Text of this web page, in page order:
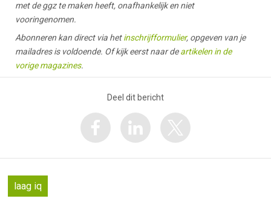
met de ggz te maken heeft, onafhankelijk en niet
vooringenomen.
Abonneren kan direct via hetinschrijfformulier, opgeven van je
mailadres is voldoende. Of kijk eerst naar deartikelen in de
vorige magazines.
Deel dit bericht
laag iq